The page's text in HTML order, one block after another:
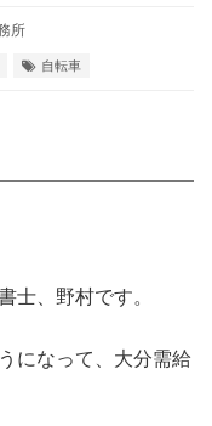
所
自転車
士、野村です。
になって、 大分需給